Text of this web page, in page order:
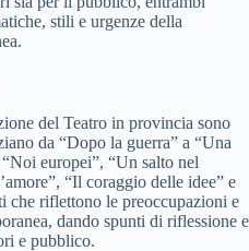
stili e urgenze della
del Teatro in provincia sono
da “Dopo la guerra” a “Una
europei”, “Un salto nel
“Il coraggio delle idee” e
che riflettono le preoccupazioni e
dando spunti di riflessione e
e pubblico.